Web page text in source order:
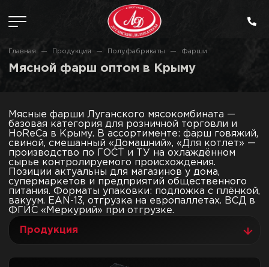
Главная Продукция Полуфабрикаты Фарши
Мясной фарш оптом в Крыму
Мясные фарши Луганского мясокомбината —
базовая категория для розничной торговли и
HoReCa в Крыму. В ассортименте: фарш говяжий,
свиной, смешанный «Домашний», «Для котлет» —
производство по ГОСТ и ТУ на охлаждённом
сырье контролируемого происхождения.
Позиции актуальны для магазинов у дома,
супермаркетов и предприятий общественного
питания. Форматы упаковки: подложка с плёнкой,
вакуум. EAN-13, отгрузка на европаллетах. ВСД в
ФГИС «Меркурий» при отгрузке.
Продукция